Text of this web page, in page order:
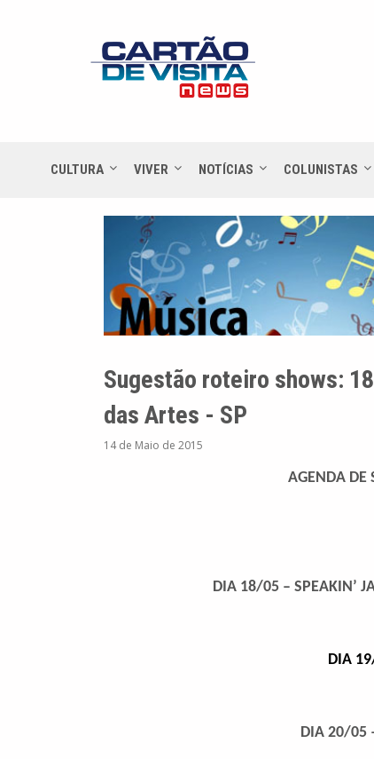
CULTURA VIVER NOTÍCIAS COLUNISTAS
Sugestão roteiro shows:
das Artes - SP
14 de Maio de 2015
AGENDA DE
DIA 18/05 – SPEAKIN’
DIA
DIA 20/05